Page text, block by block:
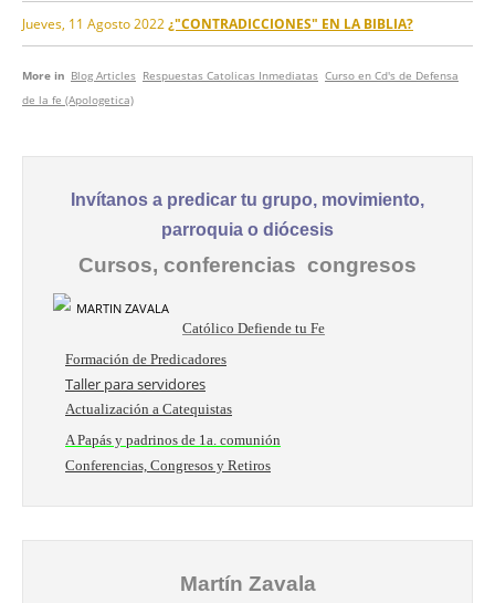
Jueves, 11 Agosto 2022 ¿"CONTRADICCIONES" EN LA BIBLIA?
More in Blog Articles Respuestas Catolicas Inmediatas Curso en Cd's de Defensa
de la fe (Apologetica)
Invítanos a predicar tu grupo, movimiento,
parroquia o diócesis
Cursos, conferencias congresos
Católico Defiende tu Fe
Formación de Predicadores
Taller para servidores
Actualización a Catequistas
A Papás y padrinos de 1a. comunión
Conferencias, Congresos y Retiros
Martín Zavala